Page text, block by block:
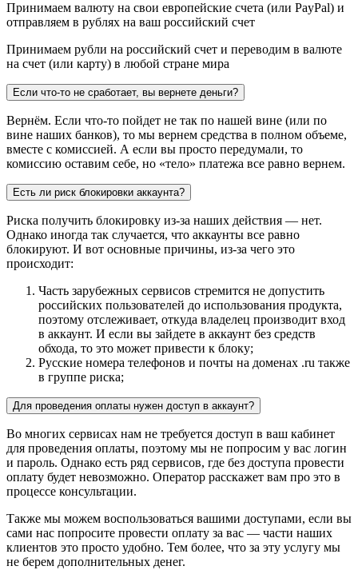
Принимаем валюту на свои европейские счета (или PayPal) и
отправляем в рублях на ваш российский счет
Принимаем рубли на российский счет и переводим в валюте
на счет (или карту) в любой стране мира
Если что-то не сработает, вы вернете деньги?
Вернём. Если что-то пойдет не так по нашей вине (или по
вине наших банков), то мы вернем средства в полном объеме,
вместе с комиссией. А если вы просто передумали, то
комиссию оставим себе, но «тело» платежа все равно вернем.
Есть ли риск блокировки аккаунта?
Риска получить блокировку из-за наших действия — нет.
Однако иногда так случается, что аккаунты все равно
блокируют. И вот основные причины, из-за чего это
происходит:
Часть зарубежных сервисов стремится не допустить
российских пользователей до использования продукта,
поэтому отслеживает, откуда владелец производит вход
в аккаунт. И если вы зайдете в аккаунт без средств
обхода, то это может привести к блоку;
Русские номера телефонов и почты на доменах .ru также
в группе риска;
Для проведения оплаты нужен доступ в аккаунт?
Во многих сервисах нам не требуется доступ в ваш кабинет
для проведения оплаты, поэтому мы не попросим у вас логин
и пароль. Однако есть ряд сервисов, где без доступа провести
оплату будет невозможно. Оператор расскажет вам про это в
процессе консультации.
Также мы можем воспользоваться вашими доступами, если вы
сами нас попросите провести оплату за вас — части наших
клиентов это просто удобно. Тем более, что за эту услугу мы
не берем дополнительных денег.